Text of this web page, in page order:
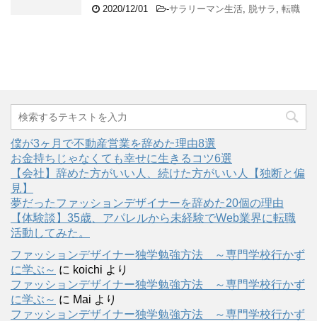
2020/12/01 -サラリーマン生活, 脱サラ , 転職
僕が3ヶ月で不動産営業を辞めた理由8選
お金持ちじゃなくても幸せに生きるコツ6選
【会社】辞めた方がいい人、続けた方がいい人【独断と偏
見】
夢だったファッションデザイナーを辞めた20個の理由
【体験談】35歳、アパレルから未経験でWeb業界に転職
活動してみた。
ファッションデザイナー独学勉強方法 ～専門学校行かず
に学ぶ～ に koichi より
ファッションデザイナー独学勉強方法 ～専門学校行かず
に学ぶ～ に Mai より
ファッションデザイナー独学勉強方法 ～専門学校行かず